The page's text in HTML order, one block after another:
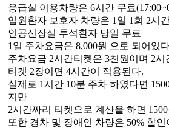
응급실 이용차량은 6시간 무료
입원환자 보호자 차량은 1 일 1 회 2시
인공신장실 투석환자 당일 무료
1 일 주차요금은 8,000원 으로 되어있
주차요금 2시간티켓은 3천원이며 2시
티켓 2장이면 4시간이 적용된다.
실제로 1시간 10분 주차 하였다면
지만
2시간짜리 티켓으로 계산을 하면 1500
또한 경차 및 장애인 차량은 50% 할인